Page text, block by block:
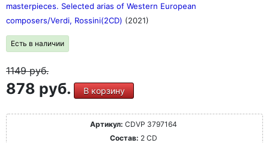
masterpieces. Selected arias of Western European
composers/Verdi, Rossini(2CD) (2021)
Есть в наличии
1149руб.
878 руб. В корзину
Артикул: CDVP 3797164
Состав: 2 CD